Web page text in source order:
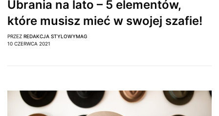
Ubrania na lato – 5 elementów,
które musisz mieć w swojej szafie!
PRZEZ REDAKCJA STYLOWYMAG
10 CZERWCA 2021